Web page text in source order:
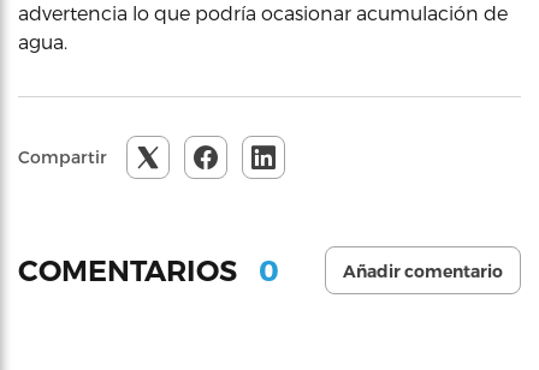
advertencia lo que podría ocasionar acumulación de
agua.
Compartir
COMENTARIOS 0 Añadir comentario